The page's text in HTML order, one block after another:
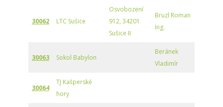
30062 LTC Sušice
Osvobození
912, 34201
Sušice II
Bruzl Roman
Ing.
30063 Sokol Babylon
Beránek
Vladimír
30064
TJ Kašperské
hory